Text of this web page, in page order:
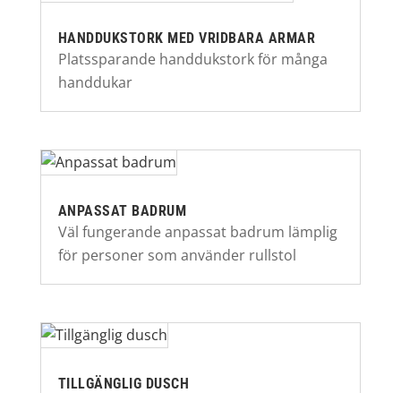
HANDDUKSTORK MED VRIDBARA ARMAR
Platssparande handdukstork för många
handdukar
ANPASSAT BADRUM
Väl fungerande anpassat badrum lämplig
för personer som använder rullstol
TILLGÄNGLIG DUSCH